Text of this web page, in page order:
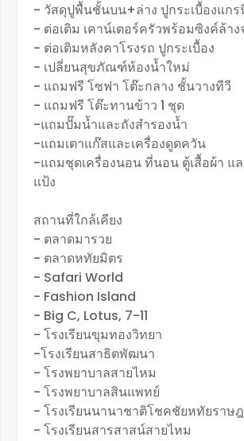
- วัสดุปูพื้นชั้นบน+ล่าง ปูกระเบื้องแก
- ต่อเติม เคาน์เตอร์ครัวพร้อมซิงค์ล้า
- ต่อเติมหลังคาโรงรถ ปูกระเบื้อง
- เปลี่ยนสุขภัณฑ์ห้องน้ำใหม่
- แถมฟรี โซฟา โต๊ะกลาง ชั้นวางทีวี
- แถมฟรี โต๊ะทานข้าว 1 ชุด
-แถมปั๊มน้ำและถังสำรองน้ำ
-แถมเตาแก๊สและเครื่องดูดควัน
-แถมชุดเครื่องนอน ที่นอน ตู้เสื้อผ้า แล
แป้ง
สถานที่ใกล้เคียง
- ตลาดมารวย
- ตลาดหทัยมิตร
- Safari World
- Fashion Island
- Big C, Lotus, 7-11
- โรงเรียนขุมทองวิทยา
-โรงเรียนสาธิตพัฒนา
- โรงพยาบาลสายไหม
- โรงพยาบาลสินแพทย์
- โรงเรียนนานาชาติโชคชัยหทัยราษ
- โรงเรียนสารสาสน์สายไหม